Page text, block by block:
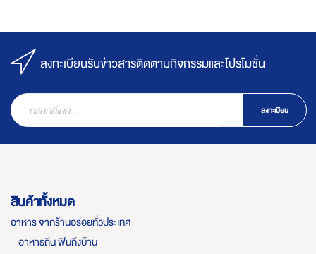
ลงทะเบียนรับข่าวสารติดตามกิจกรรมและโปรโมชั่น
ลงทะเบียน
สินค้าทั้งหมด
อาหาร จากร้านอร่อยทั่วประเทศ
อาหารถิ่น ฟินถึงบ้าน